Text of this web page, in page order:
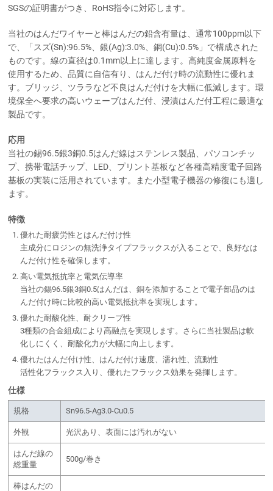
SGSの証明書がつき、RoHS指令に対応します。
当社のはんだワイヤーと棒はんだの鉛含有量は、通常100ppm以下
で、「スズ(Sn):96.5%、銀(Ag):3.0%、銅(Cu):0.5%」で構成された
ものです。線の直径は0.1mm以上に達します。高純度金属原料を
使用するため、品質に自信有り、はんだ付け時の流動性に優れま
す。ブリッジ、ツララなど不良はんだ付けを大幅に低減します。環
境保全へ要求の高いウェーブはんだ付、浸漬はんだ付工程に最適な
製品です。
応用
当社の錫96.5銀3銅0.5はんだ線はステンレス製品、パソコンチッ
プ、携帯電話チップ、LED、プリント基板など各種高精度電子回路
基板の実装に活用されています。また小型電子機器の修復にも適し
ます。
特徴
優れた耐疲労性とはんだ付け性
主成分にロジンの無洗浄タイプフラックスが入ることで、良好なは
んだ付け性を確保します。
高い電気抵抗率と電気伝導率
当社の錫96.5銀3銅0.5はんだは、銅を添加することで電子部品のは
んだ付け時に比較的高い電気抵抗率を実現します。
優れた耐酸化性、耐クリープ性
3種類の合金組成により高融点を実現します。さらに当社製品は軟
化しにくく、耐酸化力が大幅に向上します。
優れたはんだ付け性、はんだ付け速度、濡れ性、流動性
活性化フラックス入り、優れたフラックス効果を発揮します。
仕様
規格 Sn96.5-Ag3.0-Cu0.5
外観 光沢あり、表面には汚れがない
はんだ線の
総重量
500g/巻き
棒はんだの